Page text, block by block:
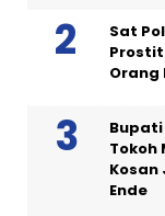
Sat
Orang
Bupati
Tokoh
Ende